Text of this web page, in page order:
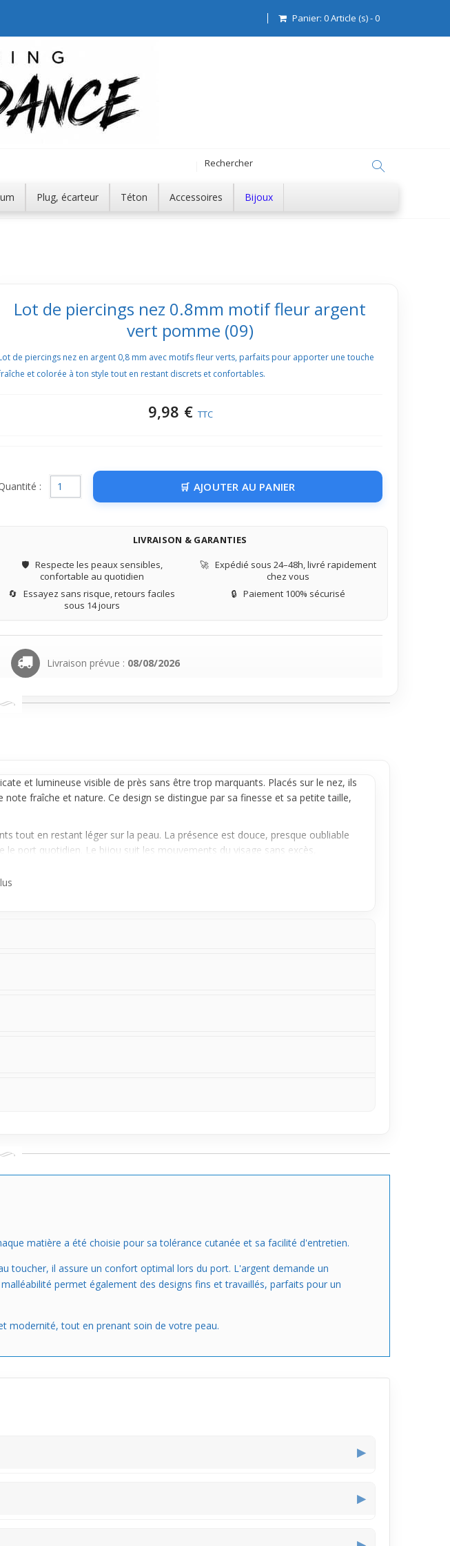
Panier: 0Article (s)-0
Plug, écarteur Téton Accessoires Bijoux
Lot de piercings nez 0.8mm motif fleur argent
vert pomme (09)
de piercings nez en argent 0,8 mm avec motifs fleur verts, parfaits pour apporter une touche
et colorée à ton style tout en restant discrets et confortables.
9,98 € TTC
: AJOUTER AU PANIER
LIVRAISON & GARANTIES
🛡️ Respecte les peaux sensibles,
confortable au quotidien
🚀 Expédié sous 24–48h, livré rapidement
chez vous
🔄 Essayez sans risque, retours faciles
sous 14 jours
🔒 Paiement 100% sécurisé
Livraison prévue : 08/08/2026
et lumineuse visible de près sans être trop marquants. Placés sur le nez, ils
fraîche et nature. Ce design se distingue par sa finesse et sa petite taille,
tout en restant léger sur la peau. La présence est douce, presque oubliable
port quotidien. Le bijou suit les mouvements du visage sans excès,
avec une touche de couleur éclatante sans sacrifier le confort ni la
matière a été choisie pour sa tolérance cutanée et sa facilité d'entretien.
toucher, il assure un confort optimal lors du port. L'argent demande un
permet également des designs fins et travaillés, parfaits pour un
modernité, tout en prenant soin de votre peau.
▶
piercing prenne trop de place visuelle.
▶